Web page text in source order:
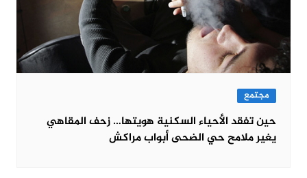
مجتمع
حين تفقد الأحياء السكنية هويتها… زحف المقاهي
يغير ملامح حي الضحى أبواب مراكش